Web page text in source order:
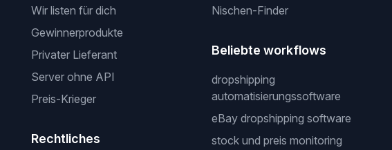
Wir listen für dich
Gewinnerprodukte
Privater Lieferant
Server ohne API
Preis-Krieger
Rechtliches
Nischen-Finder
Beliebte workflows
dropshipping
automatisierungssoftware
eBay dropshipping software
stock und preis monitoring